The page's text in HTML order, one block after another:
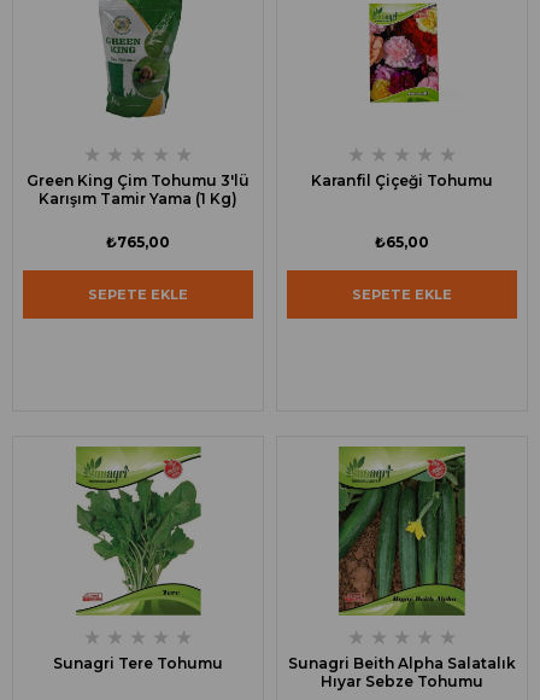
★ ★ ★ ★ ★
Green King Çim Tohumu 3'lü
Karışım Tamir Yama (1 Kg)
₺765,00
SEPETE EKLE
★ ★ ★ ★ ★
Karanfil Çiçeği Tohumu
₺65,00
SEPETE EKLE
★ ★ ★ ★ ★
Sunagri Tere Tohumu
★ ★ ★ ★ ★
Sunagri Beith Alpha Salatalık
Hıyar Sebze Tohumu